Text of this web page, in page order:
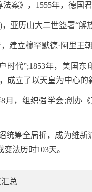
案》，1555年，德国
，亚历山大二世签署“解
建立穆罕默德·阿里王
代”;1853年，美国东
成立了以天皇为中心
8月，组织强学会;创办
统筹全局折，成为维
法历时103天。
总